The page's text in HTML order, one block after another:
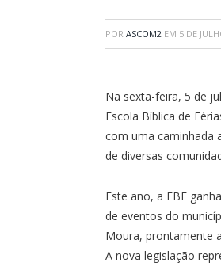
POR ASCOM2 EM 5 DE
Na sexta-feira, 5 de
Escola Bíblica de
com uma caminhada
de diversas
Este ano, a EBF
de eventos do
Moura, prontamente
A nova legislação